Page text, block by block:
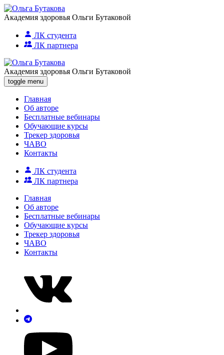
Академия здоровья Ольги Бутаковой
ЛК студента
ЛК партнера
Академия здоровья Ольги Бутаковой
toggle menu
Главная
Об авторе
Бесплатные вебинары
Обучающие курсы
Трекер здоровья
ЧАВО
Контакты
ЛК студента
ЛК партнера
Главная
Об авторе
Бесплатные вебинары
Обучающие курсы
Трекер здоровья
ЧАВО
Контакты